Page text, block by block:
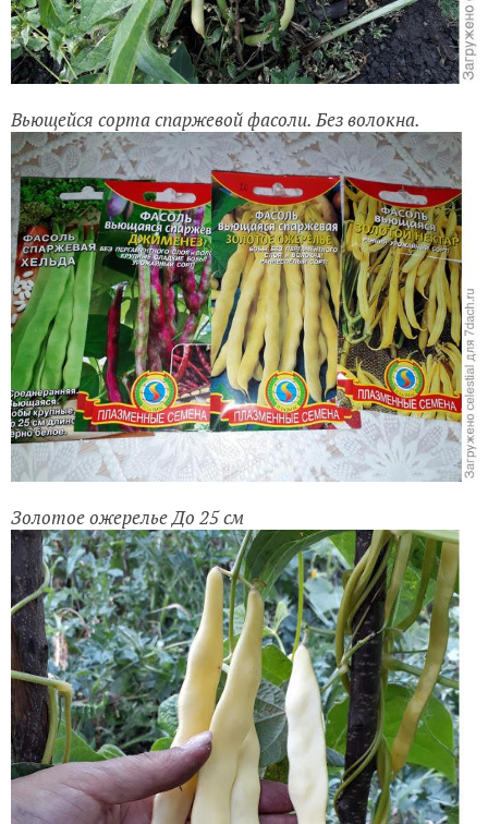
Вьющейся сорта спаржевой фасоли. Без волокна.
Золотое ожерелье До 25 см